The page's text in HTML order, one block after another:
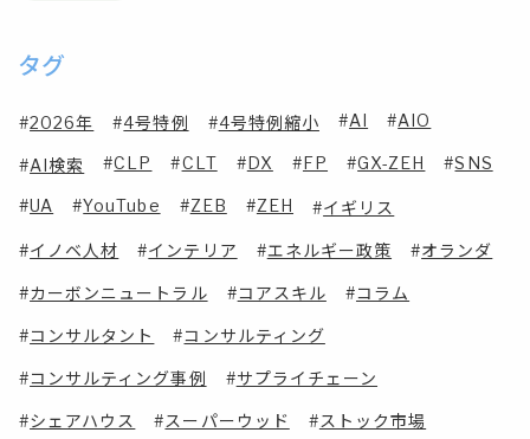
タグ
2026年 4号特例 4号特例縮小 AI AIO
AI検索 CLP CLT DX FP GX-ZEH SNS
UA YouTube ZEB ZEH イギリス
イノベ人材 インテリア エネルギー政策 オランダ
カーボンニュートラル コアスキル コラム
コンサルタント コンサルティング
コンサルティング事例 サプライチェーン
シェアハウス スーパーウッド ストック市場